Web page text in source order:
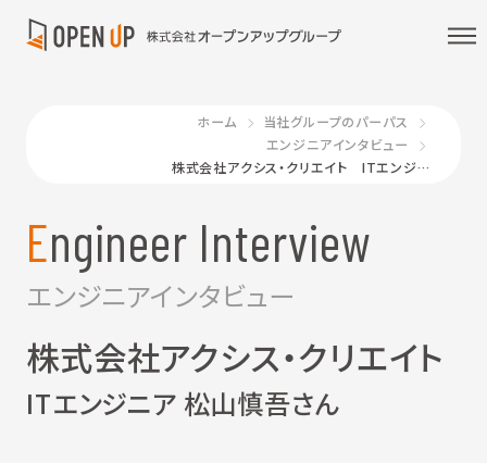
ホーム
当社グループのパーパス
エンジニアインタビュー
株式会社アクシス・クリエイト ITエンジニア 松山慎吾さん
Engineer Interview
エンジニアインタビュー
株式会社アクシス・クリエイト
ITエンジニア 松山慎吾さん